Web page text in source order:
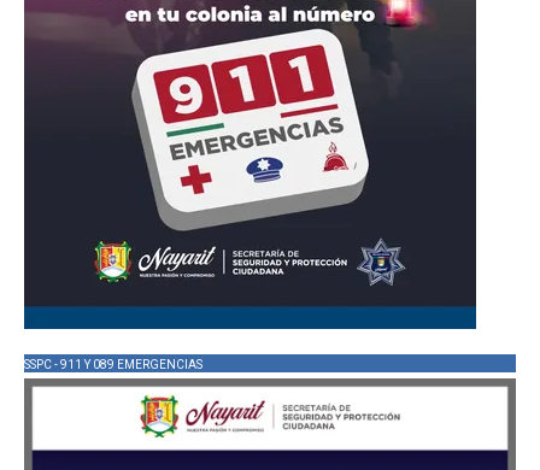
SSPC - 911 Y 089 EMERGENCIAS